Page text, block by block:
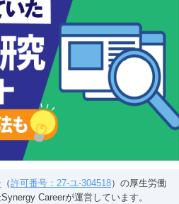
（許可番号：27-ユ-304518）の厚生労働
Careerが運営しています。